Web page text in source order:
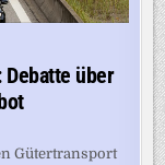
über
Gütertransport